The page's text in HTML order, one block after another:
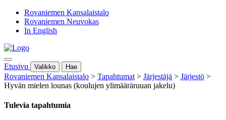
Rovaniemen Kansalaistalo
Rovaniemen Neuvokas
In English
Etusivu Valikko Hae
Rovaniemen Kansalaistalo > Tapahtumat > Järjestäjä > Järjestö >
Hyvän mielen lounas (koulujen ylimääräruuan jakelu)
Tulevia tapahtumia